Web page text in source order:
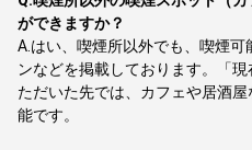
ができますか？
A. はい、喫煙所以外でも、喫煙
ンなどを掲載しております。「
ただいた先では、カフェや居酒
能です。